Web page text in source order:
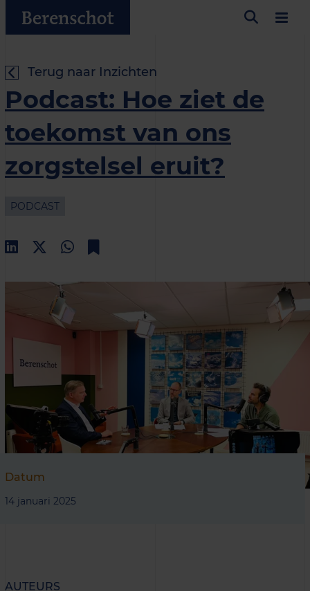
Terug naar Inzichten
Podcast: Hoe ziet de
toekomst van ons
zorgstelsel eruit?
PODCAST
Datum
14 januari 2025
AUTEURS